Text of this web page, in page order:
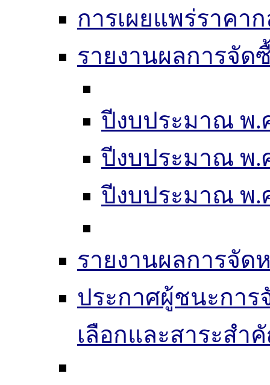
การเผยแพร่ราคา
รายงานผลการจัด
ปีงบประมาณ พ.
ปีงบประมาณ พ.
ปีงบประมาณ พ.
รายงานผลการจั
ประกาศผู้ชนะการ
เลือกและสาระส